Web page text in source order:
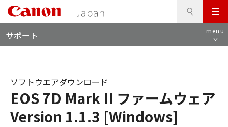
メ
ニ
ュ
サポート menu
EOS 7D Mark II ファームウェア
Version 1.1.3 [Windows]
ソフトウエアダウンロード